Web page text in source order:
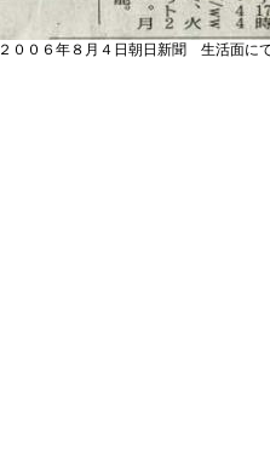
２００６年８月４日朝日新聞 生活面に